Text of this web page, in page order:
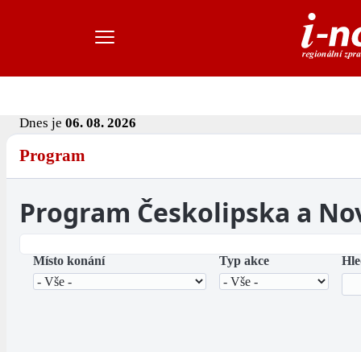
Dnes je 06. 08. 2026
Program
Program Českolipska a
Místo konání Typ akce